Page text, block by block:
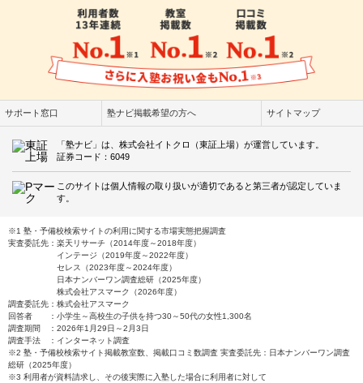
サポート窓口 塾ナビ掲載希望の方へ サイトマップ
「塾ナビ」は、株式会社イトクロ（東証上場）が運営しています。
証券コード：6049
このサイトは個人情報の取り扱いが適切であると第三者が認定していま
す。
※1 塾・予備校検索サイトの利用に関する市場実態把握調査
実査委託先：楽天リサーチ（2014年度～2018年度）
インテージ（2019年度～2022年度）
セレス（2023年度～2024年度）
日本ナンバーワン調査総研（2025年度）
株式会社アスマーク（2026年度）
調査委託先：株式会社アスマーク
回答者 ：小学生～高校生の子供を持つ30～50代の女性1,300名
調査期間 ：2026年1月29日～2月3日
調査手法 ：インターネット調査
※2 塾・予備校検索サイト掲載教室数、掲載口コミ数調査 実査委託先：日本ナンバーワン調査
総研（2025年度）
※3 利用者が資料請求し、その後実際に入塾した場合に利用者に対して